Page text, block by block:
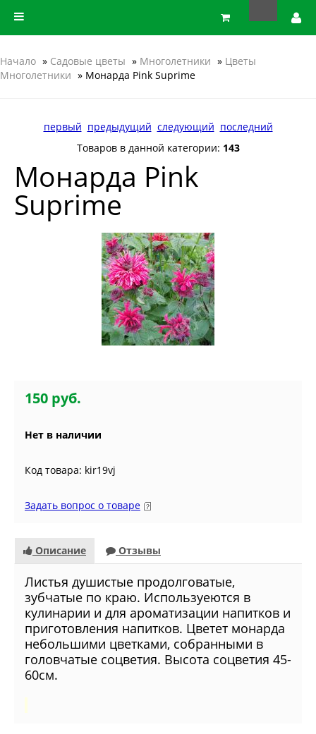
Начало » Садовые цветы » Многолетники » Цветы
Многолетники » Монарда Pink Suprime
первый предыдущий следующий последний
Товаров в данной категории: 143
Монарда Pink
Suprime
150 руб.
Нет в наличии
Код товара: kir19vj
Задать вопрос о товаре
Описание Отзывы
Листья душистые продолговатые,
зубчатые по краю. Используеются в
кулинарии и для ароматизации напитков и
приготовления напитков. Цветет монарда
небольшими цветками, собранными в
головчатые соцветия. Высота соцветия 45-
60см.